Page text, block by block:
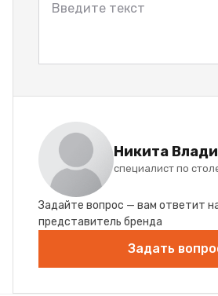
Никита
специалист по
Задайте вопрос — вам ответит
представитель бренда
Задать